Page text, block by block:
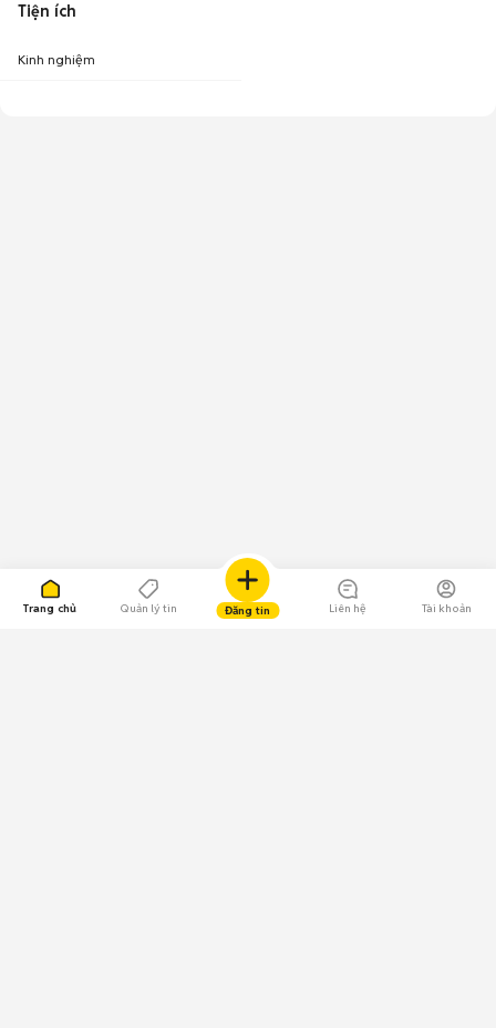
Trang chủ Quản lý tin Đăng tin Liên hệ Tài khoản
Tiện ích
Kinh nghiệm